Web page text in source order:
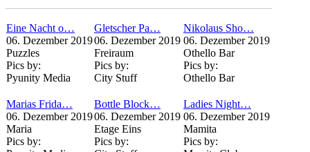
Eine Nacht o…
06. Dezember 2019
Puzzles
Pics by:
Pyunity Media
Gletscher Pa…
06. Dezember 2019
Freiraum
Pics by:
City Stuff
Nikolaus Sho…
06. Dezember 2019
Othello Bar
Pics by:
Othello Bar
Marias Frida…
06. Dezember 2019
Maria
Pics by:
Bottle Block…
06. Dezember 2019
Etage Eins
Pics by:
Ladies Night…
06. Dezember 2019
Mamita
Pics by: